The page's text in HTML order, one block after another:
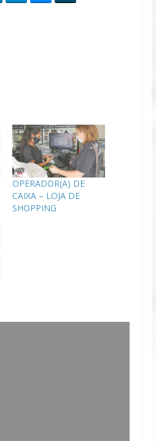
OPERADOR(A) DE
CAIXA – LOJA DE
SHOPPING